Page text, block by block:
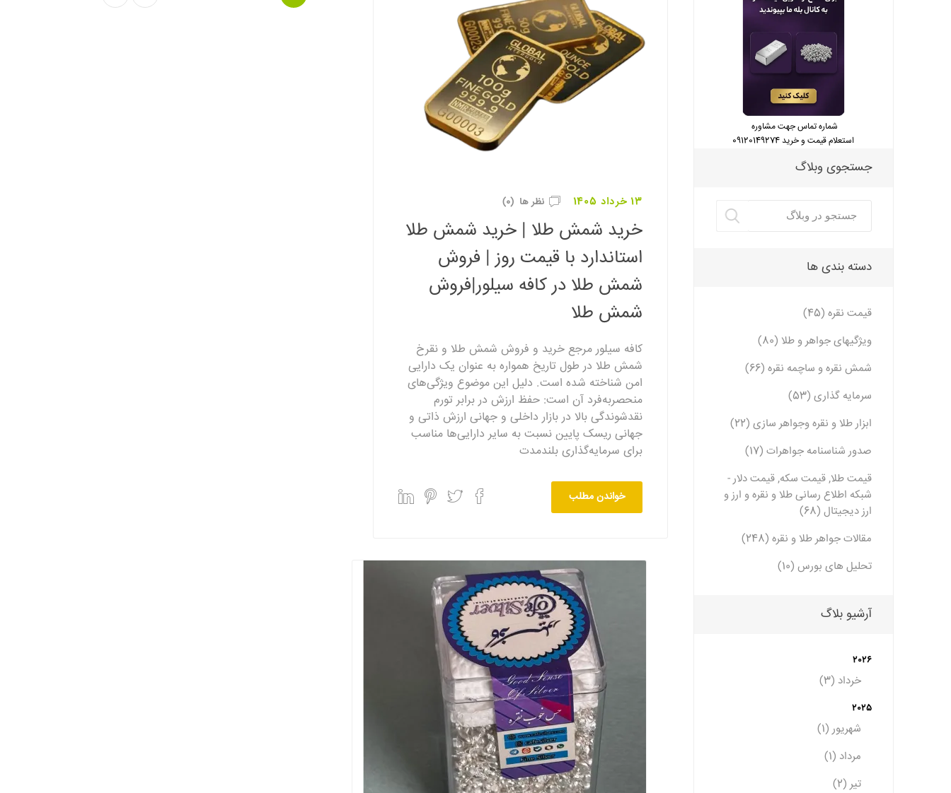
13 خرداد 1405 نظر ها (0)
خرید شمش طلا | خرید شمش طلا
استاندارد با قیمت روز | فروش
شمش طلا در کافه سیلور|فروش
شمش طلا
کافه سیلور مرجع خرید و فروش شمش طلا و نقرخ
شمش طلا در طول تاریخ همواره به عنوان یک دارایی
امن شناخته شده است. دلیل این موضوع ویژگی‌های
منحصربه‌فرد آن است: حفظ ارزش در برابر تورم
نقدشوندگی بالا در بازار داخلی و جهانی ارزش ذاتی و
جهانی ریسک پایین نسبت به سایر دارایی‌ها مناسب
برای سرمایه‌گذاری بلندمدت
خواندن مطلب
شماره تماس جهت مشاوره
استعلام قیمت و خرید 09120149274
جستجوی وبلاگ
دسته بندی ها
قیمت نقره (45)
ویژگیهای جواهر و طلا (80)
شمش نقره و ساچمه نقره (66)
سرمایه گذاری (53)
ابزار طلا و نقره وجواهر سازی (22)
صدور شناسنامه جواهرات (17)
قیمت طلا, قیمت سکه, قیمت دلار -
شبکه اطلاع رسانی طلا و نقره و ارز و
ارز دیجیتال (68)
مقالات جواهر طلا و نقره (248)
تحلیل های بورس (10)
آرشیو بلاگ
2026
خرداد (3)
2025
شهریور (1)
مرداد (1)
تیر (2)